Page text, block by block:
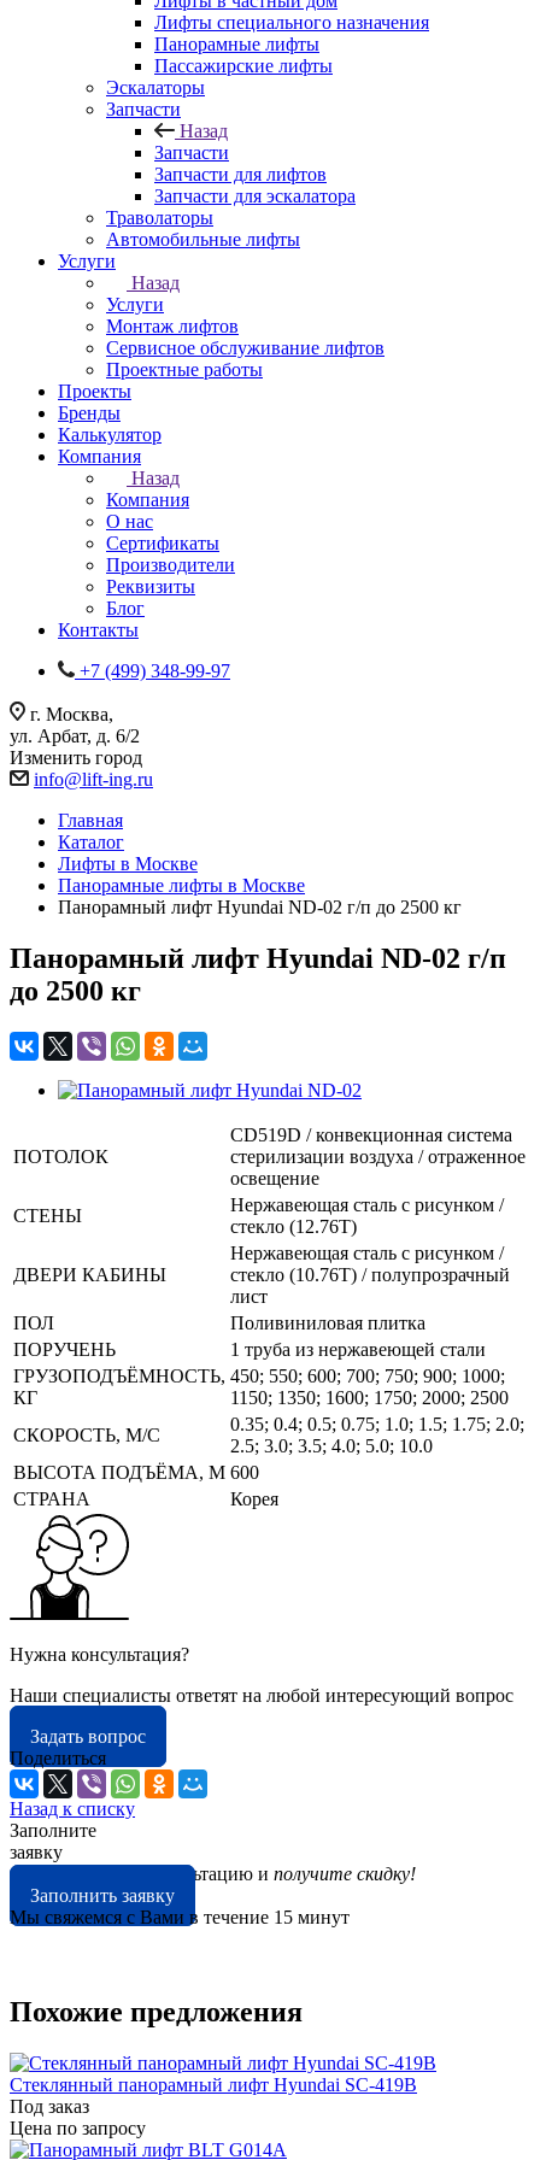
Лифты специального назначения
Панорамные лифты
Пассажирские лифты
Эскалаторы
Запчасти
Назад
Запчасти
Запчасти для лифтов
Запчасти для эскалатора
Траволаторы
Автомобильные лифты
Услуги
Назад
Услуги
Монтаж лифтов
Сервисное обслуживание лифтов
Проектные работы
Проекты
Бренды
Калькулятор
Компания
Назад
Компания
О нас
Сертификаты
Производители
Реквизиты
Блог
Контакты
+7 (499) 348-99-97
г. Москва,
ул. Арбат, д. 6/2
Изменить город
info@lift-ing.ru
Главная
Каталог
Лифты в Москве
Панорамные лифты в Москве
Панорамный лифт Hyundai ND-02 г/п до 2500 кг
Панорамный лифт Hyundai ND-02 г/п
до 2500 кг
ПОТОЛОК
CD519D / конвекционная система
стерилизации воздуха / отраженное
освещение
СТЕНЫ
Нержавеющая сталь с рисунком /
стекло (12.76T)
ДВЕРИ КАБИНЫ
Нержавеющая сталь с рисунком /
стекло (10.76T) / полупрозрачный
лист
ПОЛ
Поливиниловая плитка
ПОРУЧЕНЬ
1 труба из нержавеющей стали
ГРУЗОПОДЪЁМНОСТЬ,
КГ
450; 550; 600; 700; 750; 900; 1000;
1150; 1350; 1600; 1750; 2000; 2500
СКОРОСТЬ, М/С
0.35; 0.4; 0.5; 0.75; 1.0; 1.5; 1.75; 2.0;
2.5; 3.0; 3.5; 4.0; 5.0; 10.0
ВЫСОТА ПОДЪЁМА, М 600
СТРАНА
Корея
Нужна консультация?
Наши специалисты ответят на любой интересующий вопрос
Задать вопрос
Поделиться
Назад к списку
Заполните
заявку
на бесплатную консультацию и получите скидку!
Заполнить заявку
Мы свяжемся с Вами в течение 15 минут
Похожие предложения
Стеклянный панорамный лифт Hyundai SC-419B
Под заказ
Цена по запросу